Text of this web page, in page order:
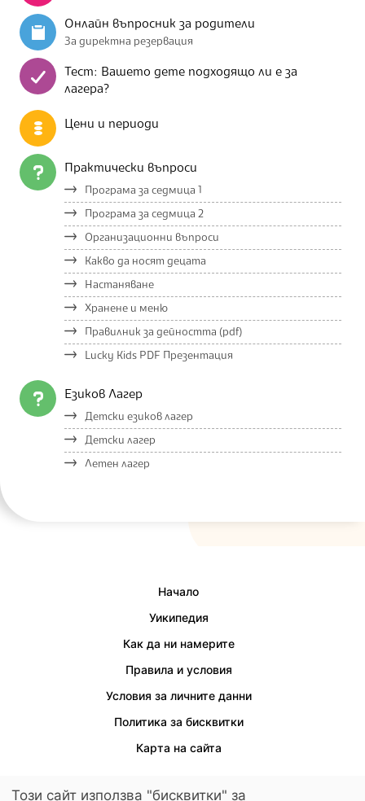
Онлайн въпросник за родители
За директна резервация
Тест: Вашето дете подходящо ли е за
лагера?
Цени и периоди
Практически въпроси
Програма за седмица 1
Програма за седмица 2
Организационни въпроси
Какво да носят децата
Настаняване
Хранене и меню
Правилник за дейността (pdf)
Lucky Kids PDF Презентация
Езиков Лагер
Детски езиков лагер
Детски лагер
Летен лагер
Начало
Уикипедия
Как да ни намерите
Правила и условия
Условия за личните данни
Политика за бисквитки
Карта на сайта
Този сайт използва "бисквитки" за